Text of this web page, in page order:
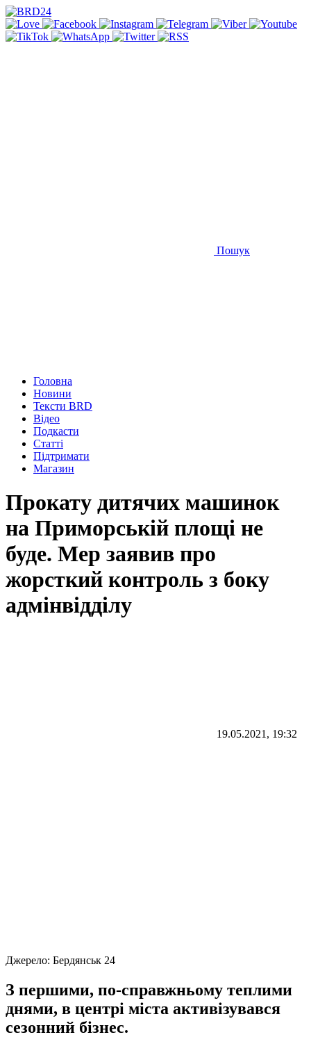
Пошук
Головна
Новини
Тексти BRD
Відео
Подкасти
Статті
Підтримати
Магазин
Прокату дитячих машинок
на Приморській площі не
буде. Мер заявив про
жорсткий контроль з боку
адмінвідділу
19.05.2021, 19:32
Джерело: Бердянськ 24
З першими, по-справжньому теплими
днями, в центрі міста активізувався
сезонний бізнес.